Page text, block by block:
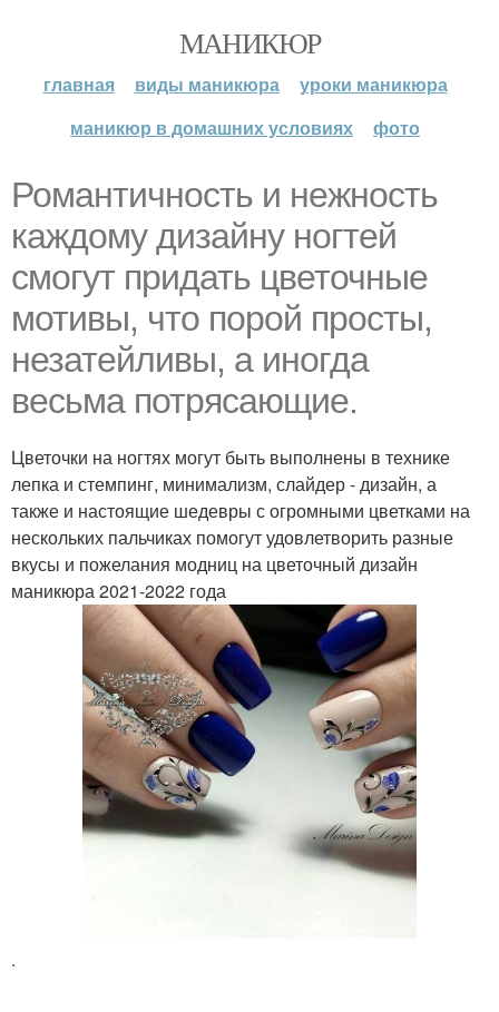
МАНИКЮР
главная виды маникюра
уроки маникюра
маникюр в домашних условиях
фото
Романтичность и нежность
каждому дизайну ногтей
смогут придать цветочные
мотивы, что порой просты,
незатейливы, а иногда
весьма потрясающие.
Цветочки на ногтях могут быть выполнены в технике
лепка и стемпинг, минимализм, слайдер - дизайн, а
также и настоящие шедевры с огромными цветками на
нескольких пальчиках помогут удовлетворить разные
вкусы и пожелания модниц на цветочный дизайн
маникюра 2021-2022 года
.